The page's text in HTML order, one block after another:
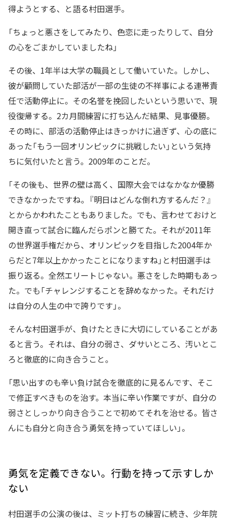
得ようとする、と語る村田選手。
「ちょっと悪さをしてみたり、色恋に走ったりして、自分
の心をごまかしていましたね」
その後、1年半は大学の職員として働いていた。しかし、
彼が顧問していた部活が一部の生徒の不祥事による連帯責
任で活動停止に。その名誉を挽回したいという思いで、現
役復帰する。2カ月間練習に打ち込んだ結果、見事優勝。
その時に、部活の活動停止はきっかけに過ぎず、心の底に
あった「もう一回オリンピックに挑戦したい」という気持
ちに気付いたと言う。2009年のことだ。
「その後も、世界の壁は高く、国際大会ではなかなか優勝
できなかったですね。『明日はどんな倒れ方するんだ？』
とからかわれたこともありました。でも、言わせておけと
開き直って試合に臨んだらポンと勝てた。それが2011年
の世界選手権だから、オリンピックを目指した2004年か
らだと7年以上かかったことになりますね」と村田選手は
振り返る。全然エリートじゃない。悪さをした時期もあっ
た。でも「チャレンジすることを辞めなかった。それだけ
は自分の人生の中で誇りです」。
そんな村田選手が、負けたときに大切にしていることがあ
ると言う。それは、自分の弱さ、ダサいところ、汚いとこ
ろと徹底的に向き合うこと。
「思い出すのも辛い負け試合を徹底的に見るんです、そこ
で修正すべきものを治す。本当に辛い作業ですが、自分の
弱さとしっかり向き合うことで初めてそれを治せる。皆さ
んにも自分と向き合う勇気を持っていてほしい」。
勇気を定義できない。行動を持って示すしか
ない
村田選手の公演の後は、ミット打ちの練習に続き、少年院